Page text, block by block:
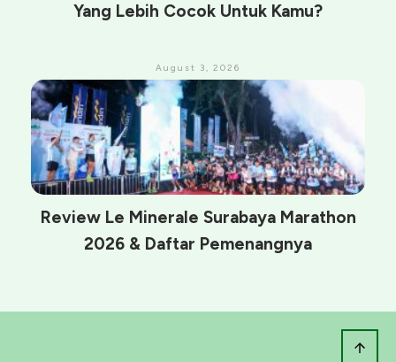
Yang Lebih Cocok Untuk Kamu?
August 3, 2026
Review Le Minerale Surabaya Marathon
2026 & Daftar Pemenangnya